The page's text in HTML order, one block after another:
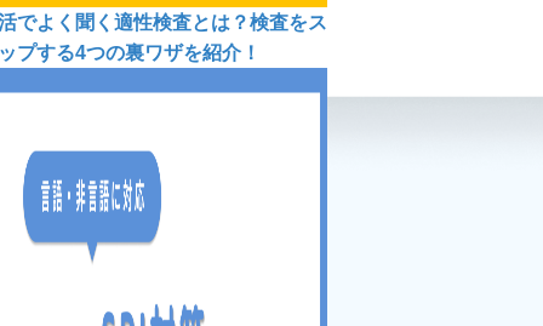
でよく聞く適性検査とは？検査をス
プする4つの裏ワザを紹介！